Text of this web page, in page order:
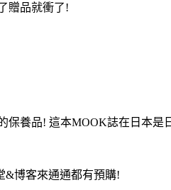
贈品就衝了!
保養品! 這本MOOK誌在日本是
&博客來通通都有預購!